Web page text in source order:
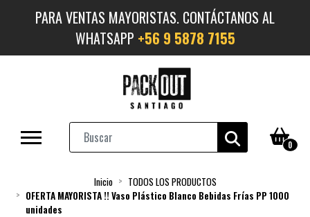
PARA VENTAS MAYORISTAS. CONTÁCTANOS AL
WHATSAPP +56 9 5878 7155
0
Inicio
TODOS LOS PRODUCTOS
OFERTA MAYORISTA !! Vaso Plástico Blanco Bebidas Frías PP 1000
unidades